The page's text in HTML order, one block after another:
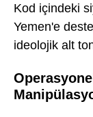
Kod içindeki
Yemen'e
ideolojik alt